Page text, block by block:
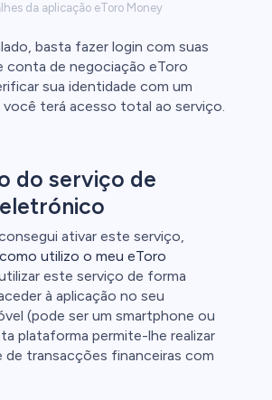
da aplicação eToro Money
basta fazer login com suas
conta de negociação eToro
sua identidade com um
você terá acesso total ao serviço.
do serviço de
ativar este serviço,
como utilizo o meu eToro
este serviço de forma
à aplicação no seu
(pode ser um smartphone ou
plataforma permite-lhe realizar
de transacções financeiras com